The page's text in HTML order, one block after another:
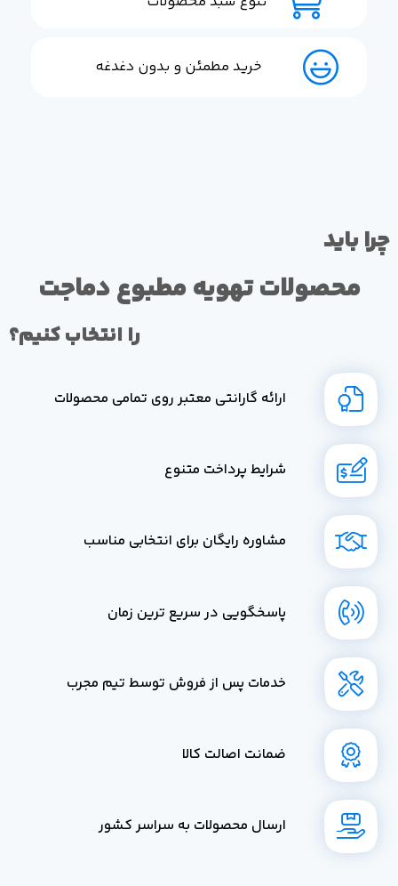
خرید مطمئن و بدون دغدغه
چرا باید
محصولات تهویه مطبوع دماجت
را انتخاب کنیم؟
ارائه گارانتی معتبر روی تمامی محصولات
شرایط پرداخت متنوع
مشاوره رایگان برای انتخابی مناسب
پاسخگویی در سریع ترین زمان
خدمات پس از فروش توسط تیم مجرب
ضمانت اصالت کالا
ارسال محصولات به سراسر کشور